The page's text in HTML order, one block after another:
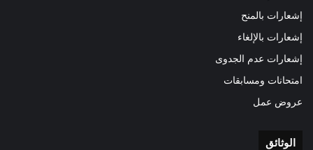
إشعارات بالمنح
إشعارات بالإلغاء
إشعارات عدم الجدوى
امتحانات ومسابقات
عروض عمل
الوثائق